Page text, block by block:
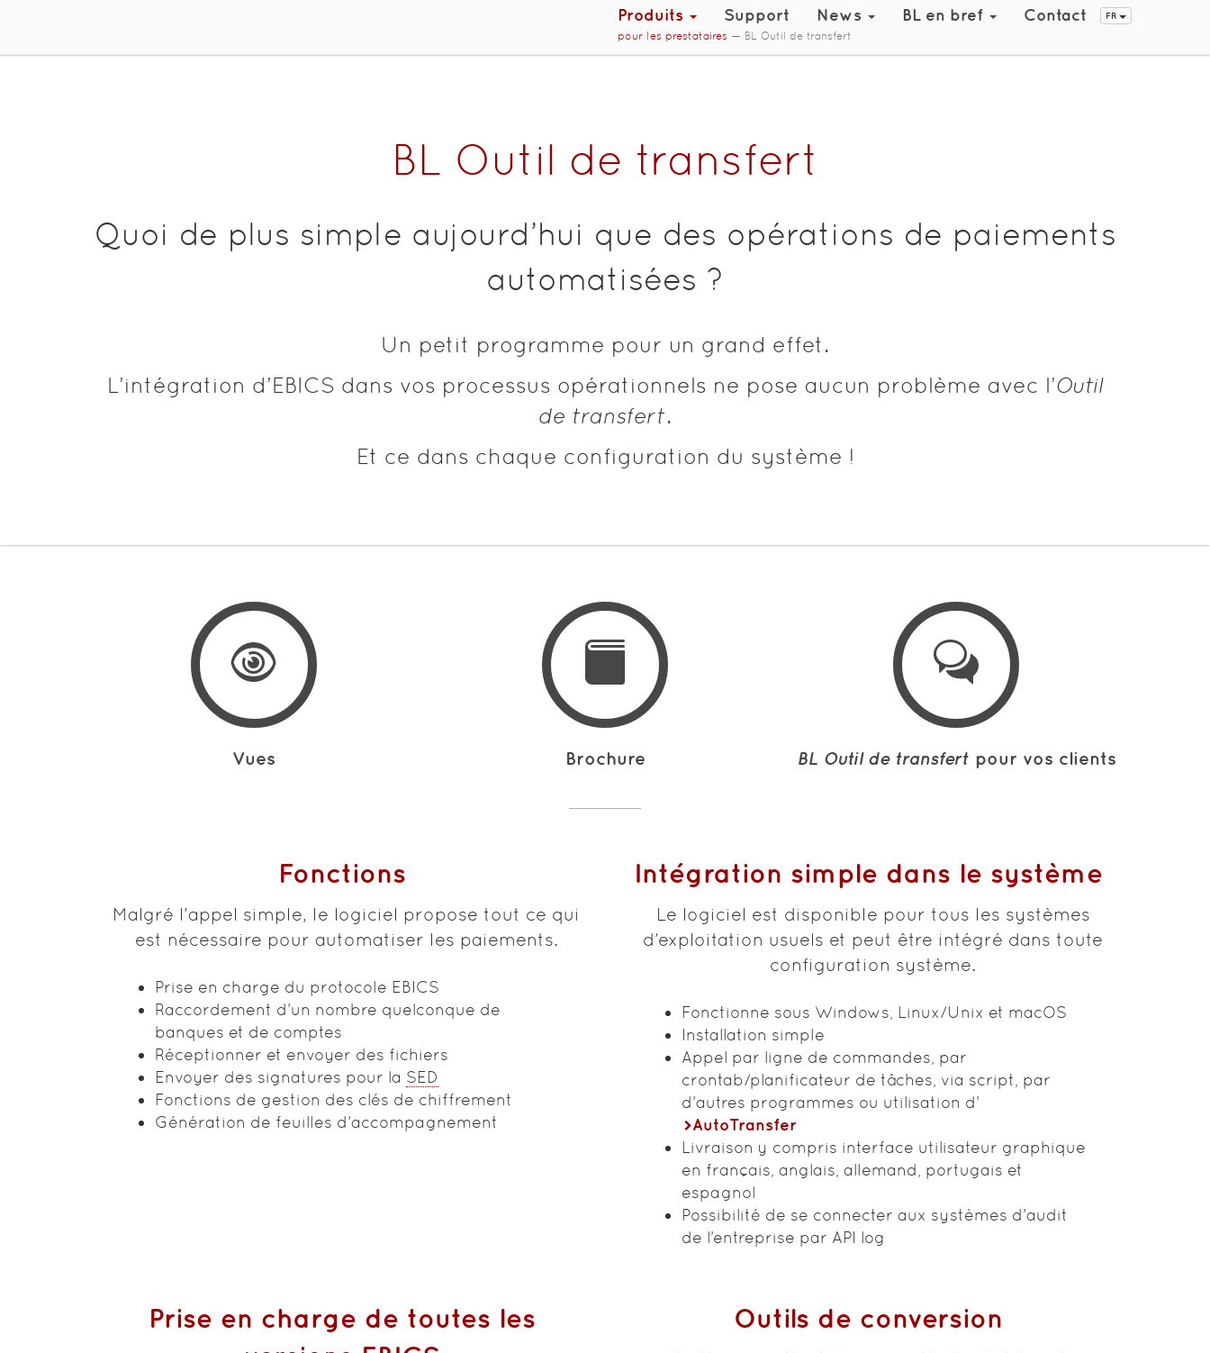
Produits Support News BL en bref Contact FR
pour les prestataires — BL Outil de transfert
BL Outil de transfert
Quoi de plus simple aujourd’hui que des opérations de paiements
automatisées ?
Un petit programme pour un grand effet.
L’intégration d’EBICS dans vos processus opérationnels ne pose aucun problème avec l’Outil
de transfert.
Et ce dans chaque configuration du système !
Vues Brochure BL Outil de transfert pour vos clients
Fonctions
Malgré l’appel simple, le logiciel propose tout ce qui
est nécessaire pour automatiser les paiements.
Prise en charge du protocole EBICS
Raccordement d’un nombre quelconque de
banques et de comptes
Réceptionner et envoyer des fichiers
Envoyer des signatures pour la SED
Fonctions de gestion des clés de chiffrement
Génération de feuilles d’accompagnement
Intégration simple dans le système
Le logiciel est disponible pour tous les systèmes
d’exploitation usuels et peut être intégré dans toute
configuration système.
Fonctionne sous Windows, Linux/Unix et macOS
Installation simple
Appel par ligne de commandes, par
crontab/planificateur de tâches, via script, par
d’autres programmes ou utilisation d’
AutoTransfer
Livraison y compris interface utilisateur graphique
en français, anglais, allemand, portugais et
espagnol
Possibilité de se connecter aux systèmes d’audit
de l’entreprise par API log
Prise en charge de toutes les
Outils de conversion